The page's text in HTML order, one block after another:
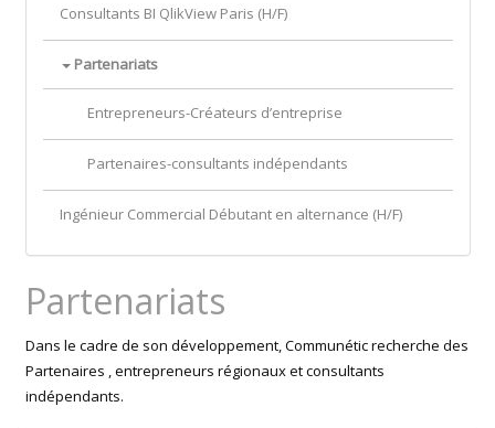
Consultants BI QlikView Paris (H/F)
Partenariats
Entrepreneurs-Créateurs d’entreprise
Partenaires-consultants indépendants
Ingénieur Commercial Débutant en alternance (H/F)
Partenariats
Dans le cadre de son développement, Communétic recherche des
Partenaires , entrepreneurs régionaux et consultants
indépendants.